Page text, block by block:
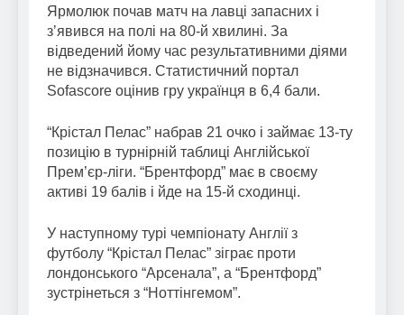
Ярмолюк почав матч на лавці запасних і
зʼявився на полі на 80-й хвилині. За
відведений йому час результативними діями
не відзначився. Статистичний портал
Sofascore оцінив гру українця в 6,4 бали.
“Крістал Пелас” набрав 21 очко і займає 13-ту
позицію в турнірній таблиці Англійської
Прем’єр-ліги. “Брентфорд” має в своєму
активі 19 балів і йде на 15-й сходинці.
У наступному турі чемпіонату Англії з
футболу “Крістал Пелас” зіграє проти
лондонського “Арсенала”, а “Брентфорд”
зустрінеться з “Ноттінгемом”.